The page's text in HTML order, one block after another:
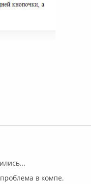
в компе.